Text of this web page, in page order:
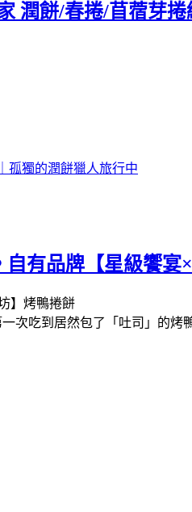
潤餅/春捲/苜蓿芽
孤獨的潤餅獵人旅行中
有品牌【星級饗宴
次吃到居然包了「吐司」的烤